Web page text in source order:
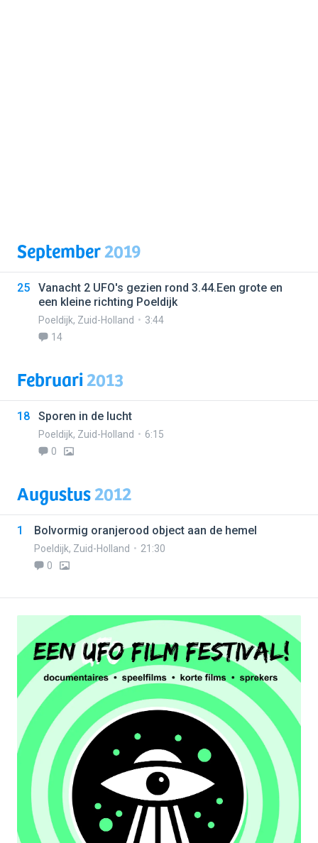
September2019
25
Vanacht 2 UFO's gezien rond 3.44.Een grote en
een kleine richting Poeldijk
Poeldijk, Zuid-Holland
3:44
14
Februari2013
18 Sporen in de lucht
Poeldijk, Zuid-Holland
6:15
0
Augustus2012
1 Bolvormig oranjerood object aan de hemel
Poeldijk, Zuid-Holland
21:30
0